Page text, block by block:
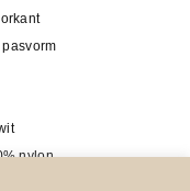
nylon